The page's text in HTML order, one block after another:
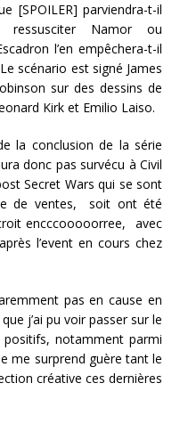
[SPOILER] parviendra-t-il
ressusciter Namor ou
l’en empêchera-t-il
scénario est signé James
sur des dessins de
Kirk et Emilio Laiso.
la conclusion de la série
donc pas survécu à Civil
Secret Wars qui se sont
de ventes, soit ont été
encccooooorree, avec
l’event en cours chez
pas en cause en
j’ai pu voir passer sur le
notamment parmi
me surprend guère tant le
créative ces dernières